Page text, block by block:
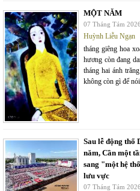
MỘT NĂM
07 Tháng Tám 2026
Huỳnh Liễu Ngạn
tháng giêng hoa
hương còn đang
tháng hai ánh
không còn gì để
Sau lễ động thổ
năm, Cần một
sang "một hệ
lưu vực
07 Tháng Tám 2026